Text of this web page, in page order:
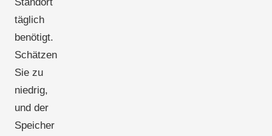
täglich
benötigt.
Schätzen
Sie zu
niedrig,
und der
Speicher